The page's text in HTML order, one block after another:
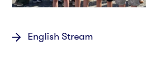
English Stream